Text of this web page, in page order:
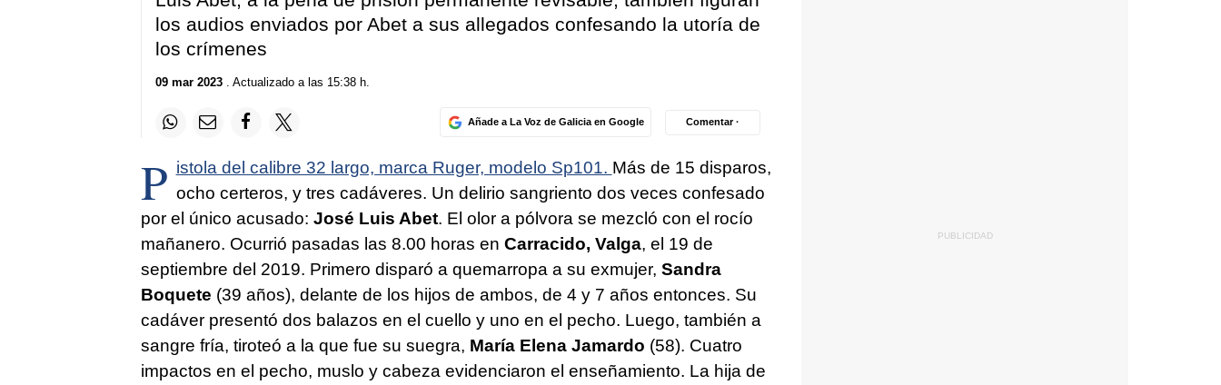
los audios enviados por Abet a sus allegados confesando la utoría de
los crímenes
09 mar 2023. Actualizado a las 15:38 h.
Añade a La Voz de Galicia en Google Comentar ·
P istola del calibre 32 largo, marca Ruger, modelo Sp101. Más de 15 disparos,
ocho certeros, y tres cadáveres. Un delirio sangriento dos veces confesado
por el único acusado: José Luis Abet. El olor a pólvora se mezcló con el rocío
mañanero. Ocurrió pasadas las 8.00 horas en Carracido, Valga, el 19 de
septiembre del 2019. Primero disparó a quemarropa a su exmujer, Sandra
Boquete (39 años), delante de los hijos de ambos, de 4 y 7 años entonces. Su
cadáver presentó dos balazos en el cuello y uno en el pecho. Luego, también a
sangre fría, tiroteó a la que fue su suegra, María Elena Jamardo (58). Cuatro
impactos en el pecho, muslo y cabeza evidenciaron el enseñamiento. La hija de